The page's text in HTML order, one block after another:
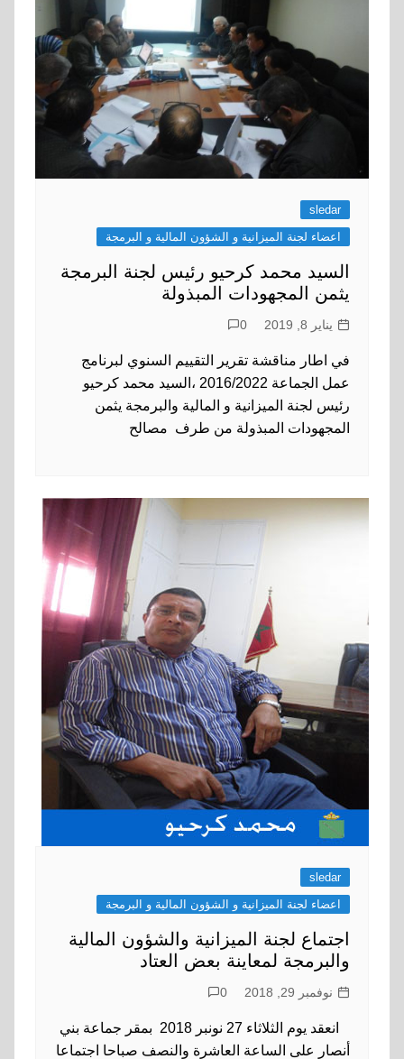
sledar
اعضاء لجنة الميزانية و الشؤون المالية و البرمجة
السيد محمد كرحيو رئيس لجنة البرمجة
يثمن المجهودات المبذولة
يناير 8, 2019 0
في اطار مناقشة تقرير التقييم السنوي لبرنامج
عمل الجماعة 2016/2022 ،السيد محمد كرحيو
رئيس لجنة الميزانية و المالية والبرمجة يثمن
المجهودات المبذولة من طرف مصالح
sledar
اعضاء لجنة الميزانية و الشؤون المالية و البرمجة
اجتماع لجنة الميزانية والشؤون المالية
والبرمجة لمعاينة بعض العتاد
نوفمبر 29, 2018 0
انعقد يوم الثلاثاء 27 نونبر 2018 بمقر جماعة بني
أنصار على الساعة العاشرة والنصف صباحا اجتماعا